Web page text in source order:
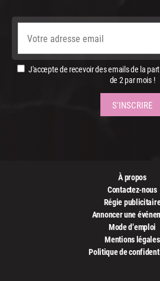
J'accepte de recevoir des emails de la
de 2 par mois !
À propos
Contactez-nous
Régie
Annoncer une
Mode d’emploi
Mentions légales
Politique de